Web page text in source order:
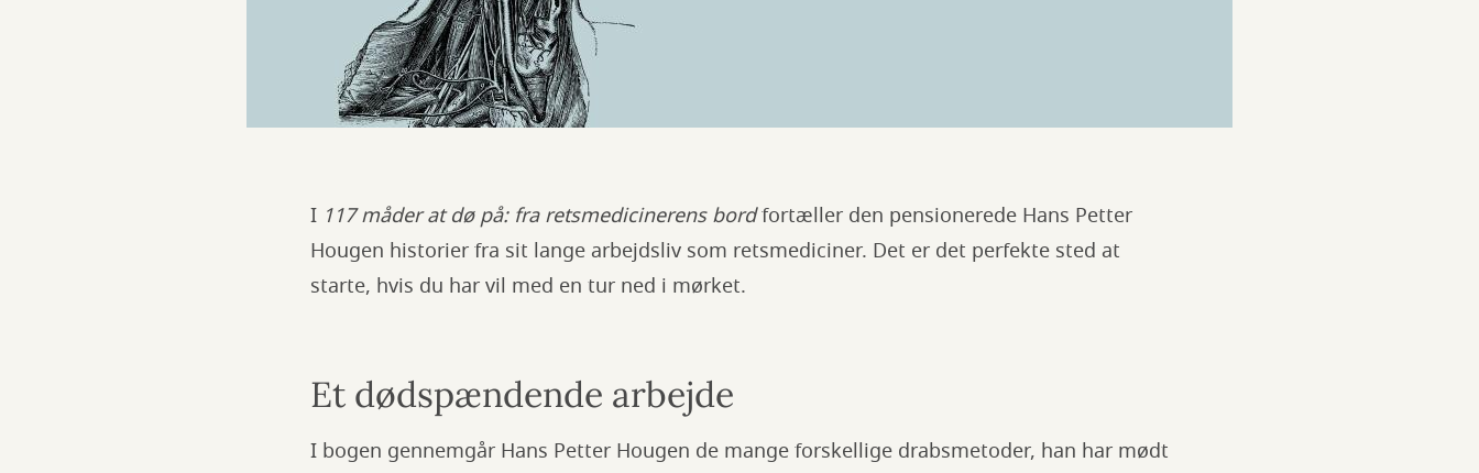
I 117 måder at dø på: fra retsmedicinerens bordfortæller den pensionerede Hans Petter
Hougen historier fra sit lange arbejdsliv som retsmediciner. Det er det perfekte sted at
starte, hvis du har vil med en tur ned i mørket.
Et dødspændende arbejde
I bogen gennemgår Hans Petter Hougen de mange forskellige drabsmetoder, han har mødt